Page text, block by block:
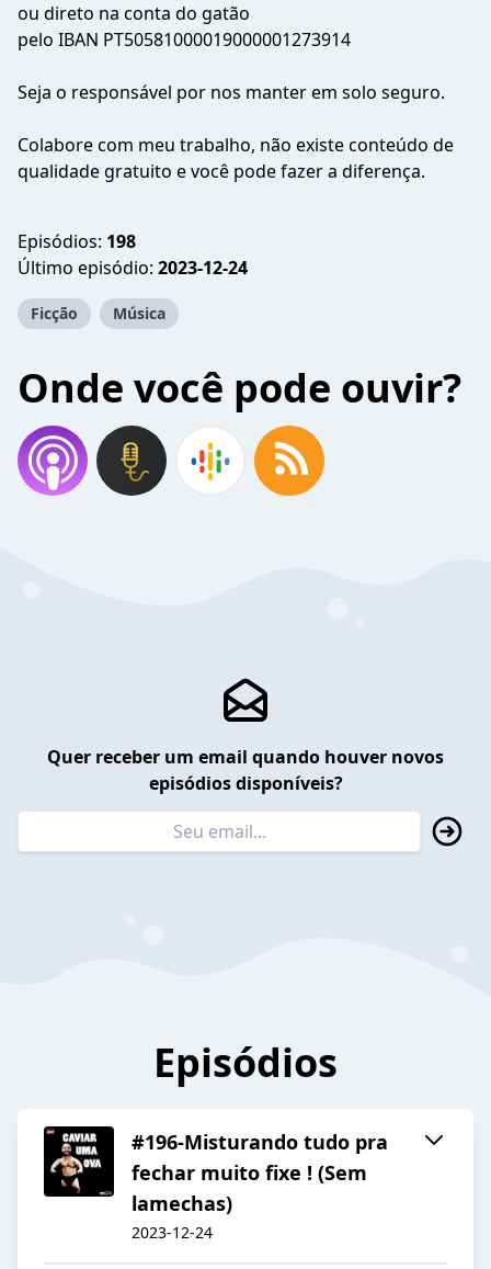
ou direto na conta do gatão
pelo IBAN PT50581000019000001273914
Seja o responsável por nos manter em solo seguro.
Colabore com meu trabalho, não existe conteúdo de
qualidade gratuito e você pode fazer a diferença.
Episódios: 198
Último episódio: 2023-12-24
Ficção Música
Onde você pode ouvir?
Quer receber um email quando houver novos
episódios disponíveis?
Episódios
#196-Misturando tudo pra
fechar muito fixe ! (Sem
lamechas)
2023-12-24